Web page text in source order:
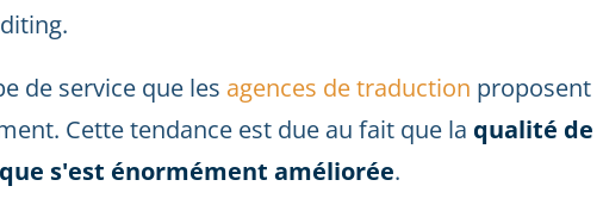
de service que les agences de traduction proposent
Cette tendance est due au fait que la qualité de
s'est énormément améliorée.